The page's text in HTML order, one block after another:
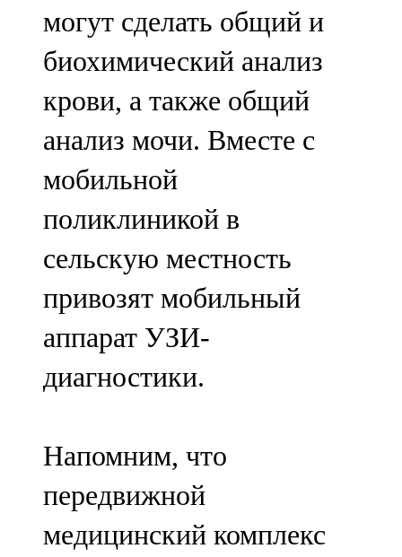
могут сделать общий и
биохимический анализ
крови, а также общий
анализ мочи. Вместе с
мобильной
поликлиникой в
сельскую местность
привозят мобильный
аппарат УЗИ-
диагностики.
Напомним, что
передвижной
медицинский комплекс